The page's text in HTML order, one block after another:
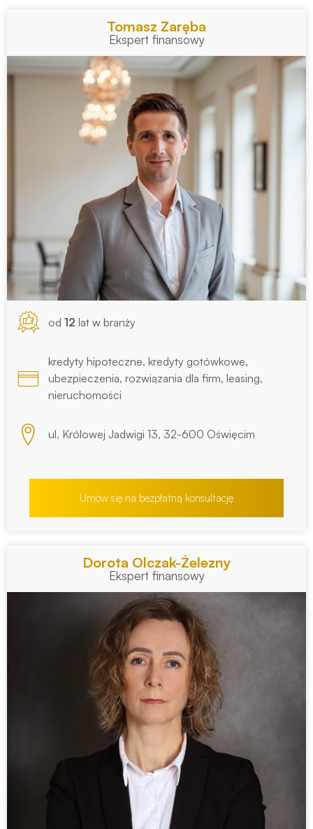
Tomasz Zaręba
Ekspert finansowy
od 12 lat w branży
kredyty hipoteczne, kredyty gotówkowe,
ubezpieczenia, rozwiązania dla firm, leasing,
nieruchomości
ul. Królowej Jadwigi 13, 32-600 Oświęcim
Umów się na bezpłatną konsultację
Dorota Olczak-Żelezny
Ekspert finansowy